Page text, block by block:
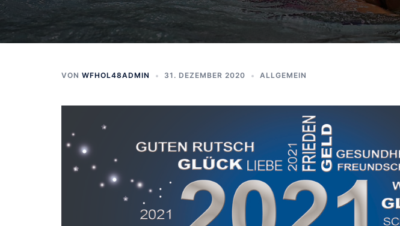
VON WFHOL48ADMIN 31. DEZEMBER 2020 ALLGEMEIN